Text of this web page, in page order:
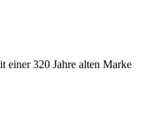
einer 320 Jahre alten Marke